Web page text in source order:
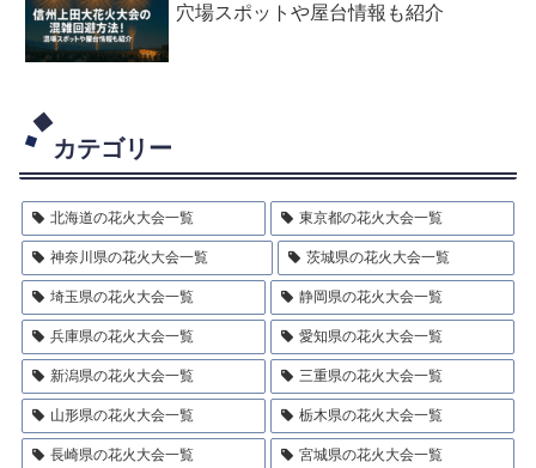
穴場スポットや屋台情報も紹介
カテゴリー
北海道の花火大会一覧 東京都の花火大会一覧
神奈川県の花火大会一覧 茨城県の花火大会一覧
埼玉県の花火大会一覧 静岡県の花火大会一覧
兵庫県の花火大会一覧 愛知県の花火大会一覧
新潟県の花火大会一覧 三重県の花火大会一覧
山形県の花火大会一覧 栃木県の花火大会一覧
長崎県の花火大会一覧 宮城県の花火大会一覧